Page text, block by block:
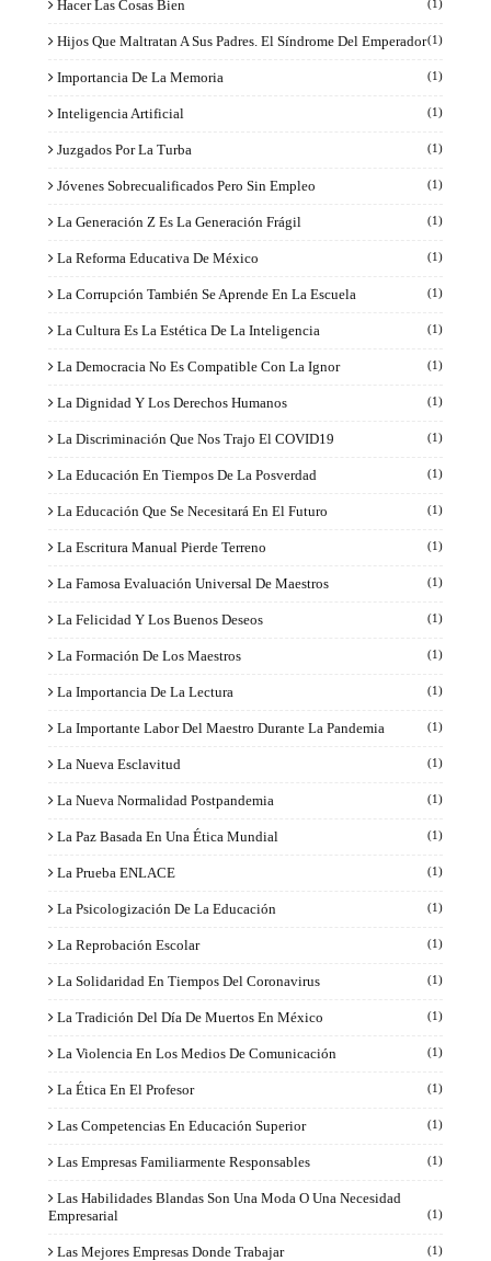
Hacer Las Cosas Bien (1)
Hijos Que Maltratan A Sus Padres. El Síndrome Del Emperador(1)
Importancia De La Memoria (1)
Inteligencia Artificial (1)
Juzgados Por La Turba (1)
Jóvenes Sobrecualificados Pero Sin Empleo (1)
La Generación Z Es La Generación Frágil (1)
La Reforma Educativa De México (1)
La Corrupción También Se Aprende En La Escuela (1)
La Cultura Es La Estética De La Inteligencia (1)
La Democracia No Es Compatible Con La Ignor (1)
La Dignidad Y Los Derechos Humanos (1)
La Discriminación Que Nos Trajo El COVID19 (1)
La Educación En Tiempos De La Posverdad (1)
La Educación Que Se Necesitará En El Futuro (1)
La Escritura Manual Pierde Terreno (1)
La Famosa Evaluación Universal De Maestros (1)
La Felicidad Y Los Buenos Deseos (1)
La Formación De Los Maestros (1)
La Importancia De La Lectura (1)
La Importante Labor Del Maestro Durante La Pandemia (1)
La Nueva Esclavitud (1)
La Nueva Normalidad Postpandemia (1)
La Paz Basada En Una Ética Mundial (1)
La Prueba ENLACE (1)
La Psicologización De La Educación (1)
La Reprobación Escolar (1)
La Solidaridad En Tiempos Del Coronavirus (1)
La Tradición Del Día De Muertos En México (1)
La Violencia En Los Medios De Comunicación (1)
La Ética En El Profesor (1)
Las Competencias En Educación Superior (1)
Las Empresas Familiarmente Responsables (1)
Las Habilidades Blandas Son Una Moda O Una Necesidad
Empresarial
(1)
Las Mejores Empresas Donde Trabajar (1)